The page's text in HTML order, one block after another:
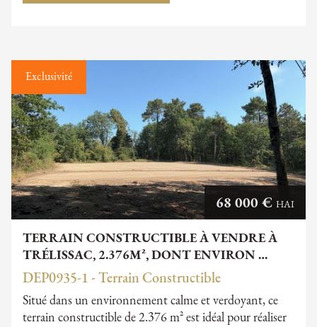
Exclusivité
TERRAIN CONSTRUCTIBLE À VENDRE À
TRÉLISSAC, 2.376M², DONT ENVIRON …
68 000 € HAI
DEP0935-1 - Terrain Constructible
Situé dans un environnement calme et verdoyant, ce
terrain constructible de 2.376 m² est idéal pour réaliser